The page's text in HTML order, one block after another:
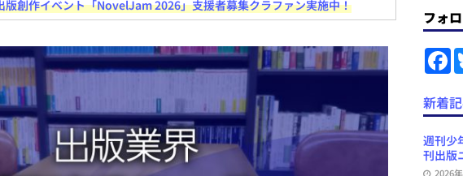
チャットボット（ベータ版）を公開しました
お知らせ
日 ]
まとめ
]
週刊少年ジャンプの発行部数が100万部割れなど 日刊出版ニュースまとめ 2026.08.07
ュースまとめ
版創作イベント「NovelJam 2026」支援者募集クラファン実施中！
フォ
F
a
e
b
o
o
k
新着
週刊少
刊出版
2026